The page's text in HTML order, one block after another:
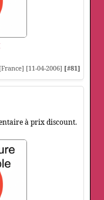
[11-04-2006] [#81]
à prix discount.